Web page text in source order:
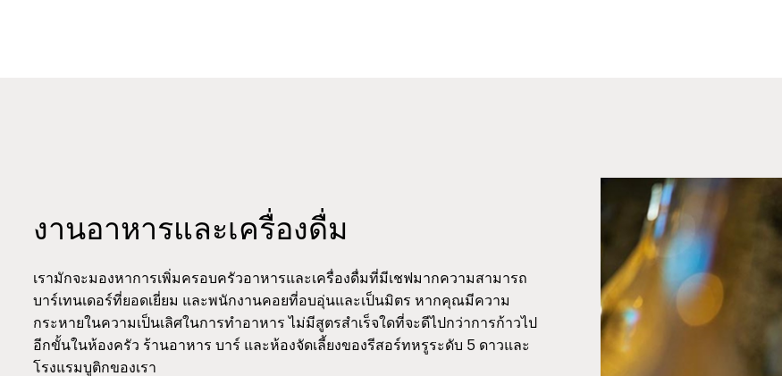
งานอาหารและเครื่องดื่ม
เรามักจะมองหาการเพิ่มครอบครัวอาหารและเครื่องดื่มที่มีเชฟมากความสามารถ
บาร์เทนเดอร์ที่ยอดเยี่ยม และพนักงานคอยที่อบอุ่นและเป็นมิตร หากคุณมีความ
กระหายในความเป็นเลิศในการทำอาหาร ไม่มีสูตรสำเร็จใดที่จะดีไปกว่าการก้าวไป
อีกขั้นในห้องครัว ร้านอาหาร บาร์ และห้องจัดเลี้ยงของรีสอร์ทหรูระดับ 5 ดาวและ
โรงแรมบูติกของเรา